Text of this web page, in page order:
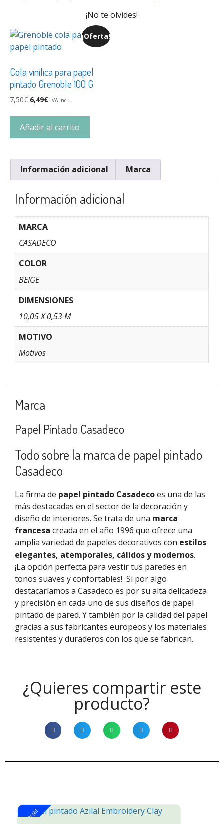
¡No te olvides!
¡Oferta!
Cola vinílica para papel
pintado Grenoble 100 G
7,50€ 6,49€ IVA incl.
Añadir al carrito
Información adicional Marca
Información adicional
MARCA
CASADECO
COLOR
BEIGE
DIMENSIONES
10,05 X 0,53 M
MOTIVO
Motivos
Marca
Papel Pintado Casadeco
Todo sobre la marca de papel pintado
Casadeco
La firma de papel pintado Casadecoes una de las
más destacadas en el sector de la decoración y
diseño de interiores. Se trata de una marca
francesa creada en el año 1996 que ofrece una
amplia variedad de papeles decorativos con estilos
elegantes, atemporales, cálidos y modernos.
¡La opción perfecta para vestir tus paredes en
tonos suaves y confortables! Si por algo
destacaríamos a Casadeco es por su alta delicadeza
y precisión en cada uno de sus diseños de papel
pintado de pared. Ytambién por la calidad del papel
gracias a sus fabricantes europeos y los materiales
resistentes y duraderos con los que se fabrican.
¿Quieres compartir este
producto?
¡Oferta!